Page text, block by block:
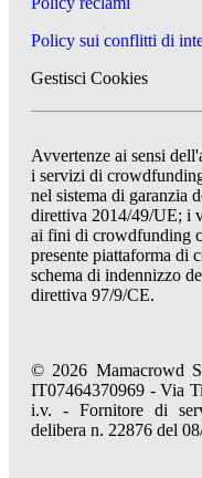
Policy sui conflitti di
Gestisci Cookies
Avvertenze ai sensi
i servizi di
nel sistema di garanzia
direttiva 2014/49/UE; i
ai fini di crowdfunding
presente piattaforma di
schema di indennizzo
direttiva 97/9/CE.
© 2026 Mamacrowd
IT07464370969 - Via
i.v. - Fornitore di
delibera n. 22876 del